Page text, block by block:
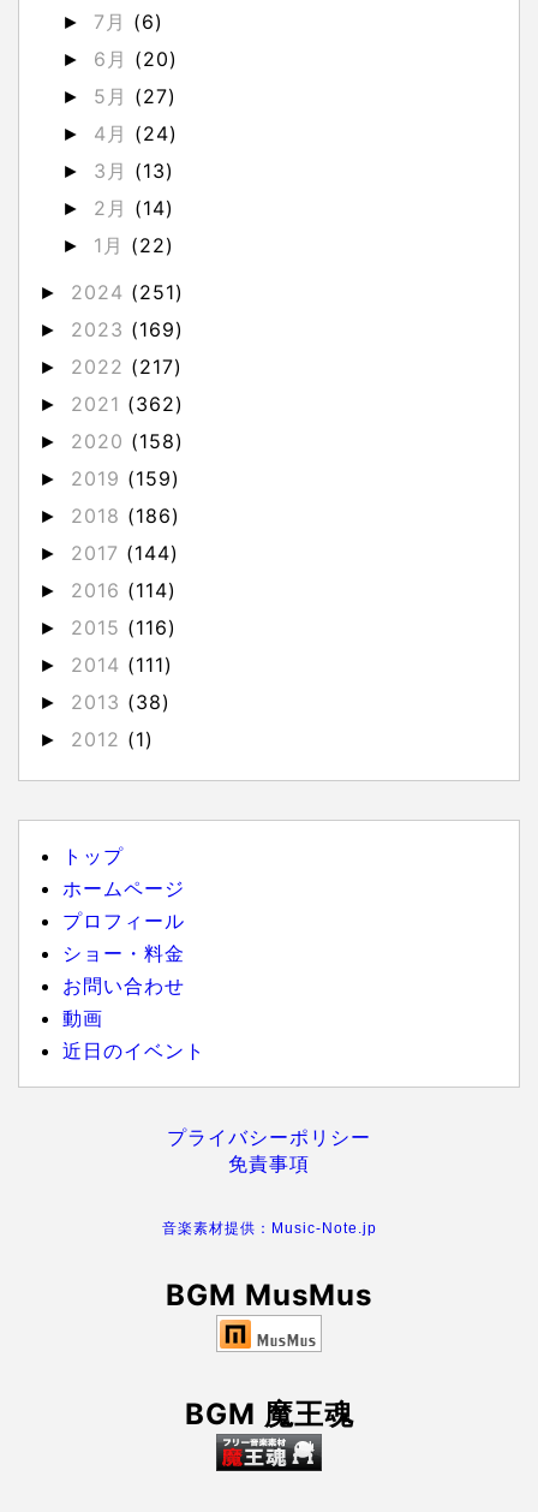
► 7月 (6)
► 6月 (20)
► 5月 (27)
► 4月 (24)
► 3月 (13)
► 2月 (14)
► 1月 (22)
► 2024 (251)
► 2023 (169)
► 2022 (217)
► 2021 (362)
► 2020 (158)
► 2019 (159)
► 2018 (186)
► 2017 (144)
► 2016 (114)
► 2015 (116)
► 2014 (111)
► 2013 (38)
► 2012 (1)
トップ
ホームページ
プロフィール
ショー・料金
お問い合わせ
動画
近日のイベント
プライバシーポリシー
免責事項
音楽素材提供：Music-Note.jp
BGM MusMus
BGM 魔王魂